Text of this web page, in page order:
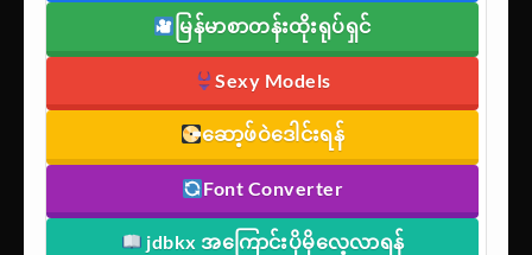
မြန်မာစာတန်းထိုးရုပ်ရှင်
Sexy Models
ဆော့ဖ်ဝဲဒေါင်းရန်
Font Converter
jdbkx အကြောင်းပိုမိုလေ့လာရန်